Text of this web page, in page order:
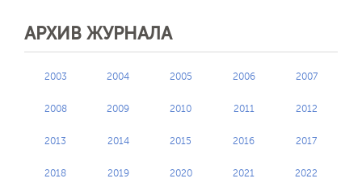
АРХИВ ЖУРНАЛА
2003 2004 2005 2006 2007
2008 2009 2010 2011 2012
2013 2014 2015 2016 2017
2018 2019 2020 2021 2022